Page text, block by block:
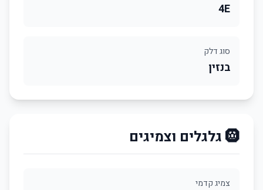
4E
סוג דלק
בנזין
🛞 גלגלים וצמיגים
צמיג קדמי